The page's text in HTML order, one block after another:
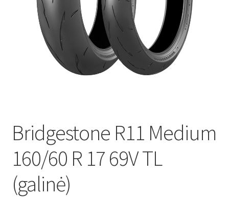
Bridgestone R11 Medium
160/60 R 17 69V TL
(galinė)